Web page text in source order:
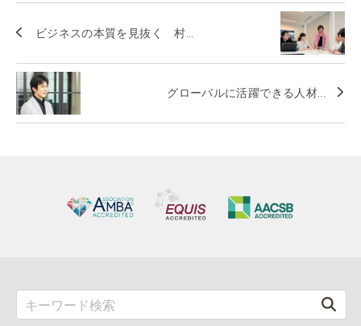
ビジネスの本質を見抜く 村...
グローバルに活躍できる人材...